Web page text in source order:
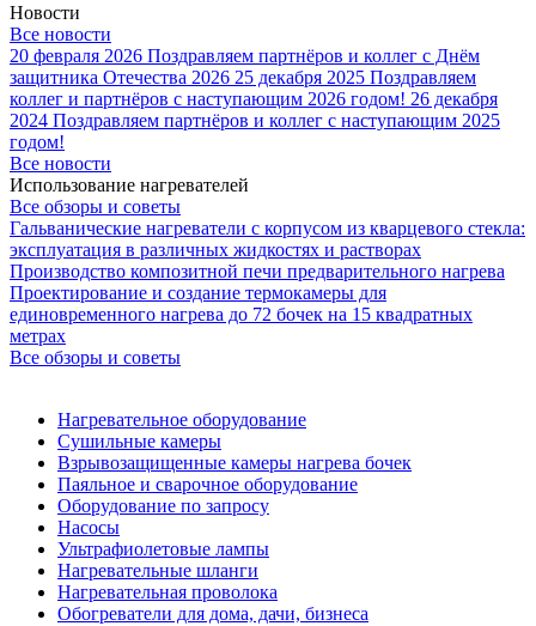
Новости
Все новости
20 февраля 2026 Поздравляем партнёров и коллег с Днём
защитника Отечества 2026 25 декабря 2025 Поздравляем
коллег и партнёров с наступающим 2026 годом! 26 декабря
2024 Поздравляем партнёров и коллег с наступающим 2025
годом!
Все новости
Использование нагревателей
Все обзоры и советы
Гальванические нагреватели с корпусом из кварцевого стекла:
эксплуатация в различных жидкостях и растворах
Производство композитной печи предварительного нагрева
Проектирование и создание термокамеры для
единовременного нагрева до 72 бочек на 15 квадратных
метрах
Все обзоры и советы
Нагревательное оборудование
Сушильные камеры
Взрывозащищенные камеры нагрева бочек
Паяльное и сварочное оборудование
Оборудование по запросу
Насосы
Ультрафиолетовые лампы
Нагревательные шланги
Нагревательная проволока
Обогреватели для дома, дачи, бизнеса